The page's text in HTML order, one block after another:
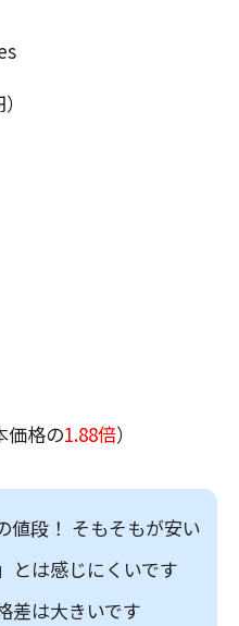
価格の1.88倍）
値段！ そもそもが安い
とは感じにくいです
差は大きいです